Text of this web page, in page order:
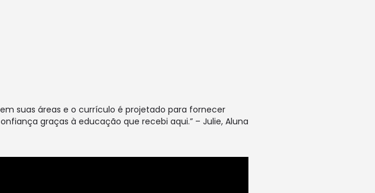
suas áreas e o currículo é projetado para fornecer
graças à educação que recebi aqui.” – Julie, Aluna